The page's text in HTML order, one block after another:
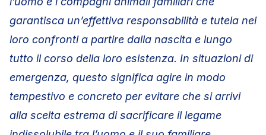
garantisca un’effettiva responsabilità e tutela nei
loro confronti a partire dalla nascita e lungo
tutto il corso della loro esistenza. In situazioni di
emergenza, questo significa agire in modo
tempestivo e concreto per evitare che si arrivi
alla scelta estrema di sacrificare il legame